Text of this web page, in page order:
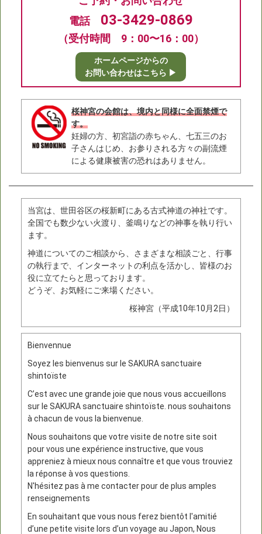
電話 03-3429-0869
（受付時間 9：00〜16：00）
ホームページからの
お問い合わせはこちら ▶
桜神宮の会館は、境内と同様に全面禁煙で
す。
妊婦の方、初宮詣の赤ちゃん、七五三のお
子さんはじめ、お参りされる方々の副流煙
による健康被害の恐れはありません。
当宮は、世田谷区の桜新町にある古式神道の神社です。
全国でも数少ない火渡り、釜鳴りなどの神事を執り行い
ます。
神道についてのご相談から、さまざまな相談ごと、行事
の執行まで、インターネットの利点を活かし、皆様のお
役に立てたらと思っております。
どうぞ、お気軽にご来場ください。
桜神宮（平成10年10月2日）
Bienvennue
Soyez les bienvenus sur le SAKURA sanctuaire
shintoïste
C’est avec une grande joie que nous vous accueillons
sur le SAKURA sanctuaire shintoïste. nous souhaitons
à chacun de vous la bienvenue.
Nous souhaitons que votre visite de notre site soit
pour vous une expérience instructive, que vous
appreniez à mieux nous connaître et que vous trouviez
la réponse à vos questions.
N'hésitez pas à me contacter pour de plus amples
renseignements
En souhaitant que vous nous ferez bientôt l'amitié
d’une petite visite lors d’un voyage au Japon, Nous